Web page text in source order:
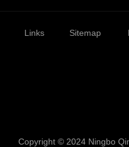
Links Sitemap
Copyright © 2024 Ningbo